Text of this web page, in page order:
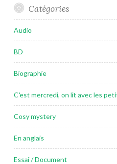
Catégories
Audio
BD
Biographie
C'est mercredi, on lit avec les
Cosy mystery
En anglais
Essai / Document